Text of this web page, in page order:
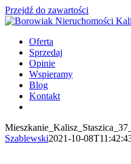
Przejdź do zawartości
Oferta
Sprzedaj
Opinie
Wspieramy
Blog
Kontakt
Szablewski2021-10-